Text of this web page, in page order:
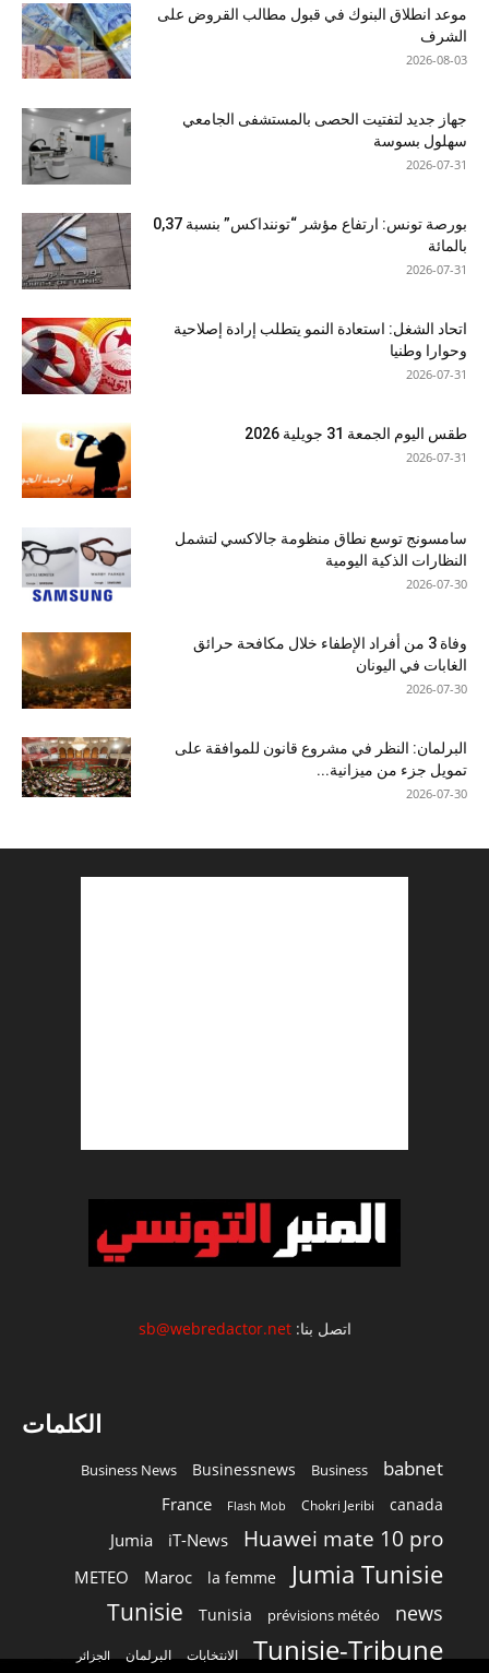
موعد انطلاق البنوك في قبول مطالب القروض على
الشرف
2026-08-03
جهاز جديد لتفتيت الحصى بالمستشفى الجامعي
سهلول بسوسة
2026-07-31
بورصة تونس: ارتفاع مؤشر “توننداكس” بنسبة 0,37
بالمائة
2026-07-31
اتحاد الشغل: استعادة النمو يتطلب إرادة إصلاحية
وحوارا وطنيا
2026-07-31
طقس اليوم الجمعة 31 جويلية 2026
2026-07-31
سامسونج توسع نطاق منظومة جالاكسي لتشمل
النظارات الذكية اليومية
2026-07-30
وفاة 3 من أفراد الإطفاء خلال مكافحة حرائق
الغابات في اليونان
2026-07-30
البرلمان: النظر في مشروع قانون للموافقة على
تمويل جزء من ميزانية...
2026-07-30
اتصل بنا:sb@webredactor.net
الكلمات
babnet
Business
Businessnews
Business News
canada
Chokri Jeribi
Flash Mob
France
Huawei mate 10 pro
iT-News
Jumia
Jumia Tunisie
la femme
Maroc
METEO
news
prévisions météo
Tunisia
Tunisie
Tunisie-Tribune الانتخابات البرلمان الجزائر